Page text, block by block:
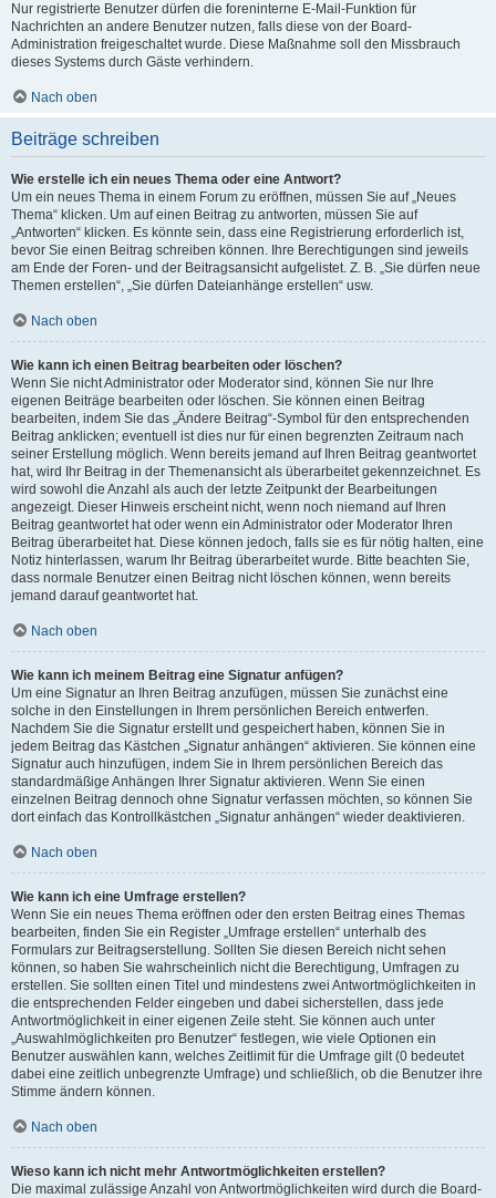
Nur registrierte Benutzer dürfen die foreninterne E-Mail-Funktion für
Nachrichten an andere Benutzer nutzen, falls diese von der Board-
Administration freigeschaltet wurde. Diese Maßnahme soll den Missbrauch
dieses Systems durch Gäste verhindern.
Nach oben
Beiträge schreiben
Wie erstelle ich ein neues Thema oder eine Antwort?
Um ein neues Thema in einem Forum zu eröffnen, müssen Sie auf „Neues
Thema“ klicken. Um auf einen Beitrag zu antworten, müssen Sie auf
„Antworten“ klicken. Es könnte sein, dass eine Registrierung erforderlich ist,
bevor Sie einen Beitrag schreiben können. Ihre Berechtigungen sind jeweils
am Ende der Foren- und der Beitragsansicht aufgelistet. Z. B. „Sie dürfen neue
Themen erstellen“, „Sie dürfen Dateianhänge erstellen“ usw.
Nach oben
Wie kann ich einen Beitrag bearbeiten oder löschen?
Wenn Sie nicht Administrator oder Moderator sind, können Sie nur Ihre
eigenen Beiträge bearbeiten oder löschen. Sie können einen Beitrag
bearbeiten, indem Sie das „Ändere Beitrag“-Symbol für den entsprechenden
Beitrag anklicken; eventuell ist dies nur für einen begrenzten Zeitraum nach
seiner Erstellung möglich. Wenn bereits jemand auf Ihren Beitrag geantwortet
hat, wird Ihr Beitrag in der Themenansicht als überarbeitet gekennzeichnet. Es
wird sowohl die Anzahl als auch der letzte Zeitpunkt der Bearbeitungen
angezeigt. Dieser Hinweis erscheint nicht, wenn noch niemand auf Ihren
Beitrag geantwortet hat oder wenn ein Administrator oder Moderator Ihren
Beitrag überarbeitet hat. Diese können jedoch, falls sie es für nötig halten, eine
Notiz hinterlassen, warum Ihr Beitrag überarbeitet wurde. Bitte beachten Sie,
dass normale Benutzer einen Beitrag nicht löschen können, wenn bereits
jemand darauf geantwortet hat.
Nach oben
Wie kann ich meinem Beitrag eine Signatur anfügen?
Um eine Signatur an Ihren Beitrag anzufügen, müssen Sie zunächst eine
solche in den Einstellungen in Ihrem persönlichen Bereich entwerfen.
Nachdem Sie die Signatur erstellt und gespeichert haben, können Sie in
jedem Beitrag das Kästchen „Signatur anhängen“ aktivieren. Sie können eine
Signatur auch hinzufügen, indem Sie in Ihrem persönlichen Bereich das
standardmäßige Anhängen Ihrer Signatur aktivieren. Wenn Sie einen
einzelnen Beitrag dennoch ohne Signatur verfassen möchten, so können Sie
dort einfach das Kontrollkästchen „Signatur anhängen“ wieder deaktivieren.
Nach oben
Wie kann ich eine Umfrage erstellen?
Wenn Sie ein neues Thema eröffnen oder den ersten Beitrag eines Themas
bearbeiten, finden Sie ein Register „Umfrage erstellen“ unterhalb des
Formulars zur Beitragserstellung. Sollten Sie diesen Bereich nicht sehen
können, so haben Sie wahrscheinlich nicht die Berechtigung, Umfragen zu
erstellen. Sie sollten einen Titel und mindestens zwei Antwortmöglichkeiten in
die entsprechenden Felder eingeben und dabei sicherstellen, dass jede
Antwortmöglichkeit in einer eigenen Zeile steht. Sie können auch unter
„Auswahlmöglichkeiten pro Benutzer“ festlegen, wie viele Optionen ein
Benutzer auswählen kann, welches Zeitlimit für die Umfrage gilt (0 bedeutet
dabei eine zeitlich unbegrenzte Umfrage) und schließlich, ob die Benutzer ihre
Stimme ändern können.
Nach oben
Wieso kann ich nicht mehr Antwortmöglichkeiten erstellen?
Die maximal zulässige Anzahl von Antwortmöglichkeiten wird durch die Board-